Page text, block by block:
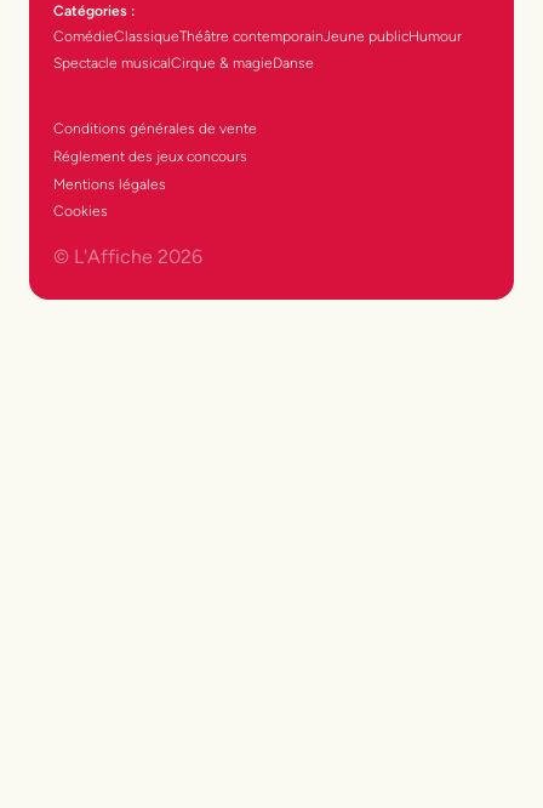
Catégories :
ComédieClassiqueThéâtre contemporainJeune publicHumour
Spectacle musicalCirque & magieDanse
Conditions générales de vente
Réglement des jeux concours
Mentions légales
Cookies
© L'Affiche 2026